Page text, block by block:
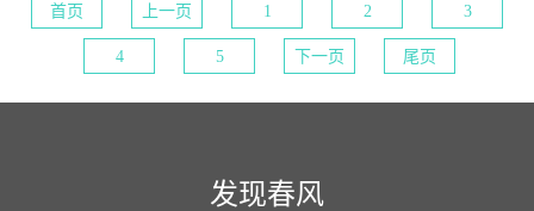
首页 上一页 1 2 3
4 5 下一页 尾页
发现春风